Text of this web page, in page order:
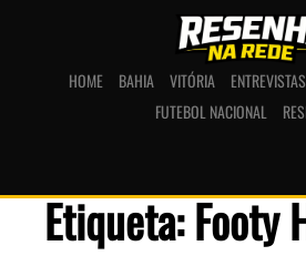
HOME BAHIA VITÓRIA ENTREVISTAS
FUTEBOL NACIONAL
Etiqueta: Footy